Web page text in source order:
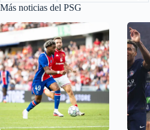
Más noticias del PSG